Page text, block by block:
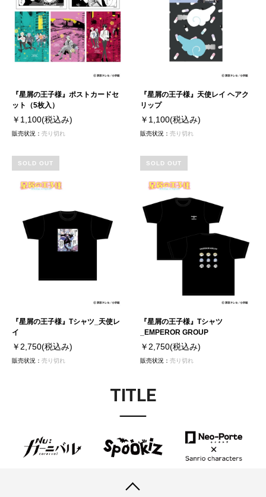
『星屑の王子様』ポストカードセ
ット（5枚入）
￥1,100(税込み)
販売状況： 売り切れ
『星屑の王子様』天使レイ ヘアク
リップ
￥1,100(税込み)
販売状況：売り切れ
SOLD OUT
『星屑の王子様』Tシャツ_天使レ
イ
￥2,750(税込み)
販売状況： 売り切れ
SOLD OUT
『星屑の王子様』Tシャツ
_EMPEROR GROUP
￥2,750(税込み)
販売状況：売り切れ
TITLE